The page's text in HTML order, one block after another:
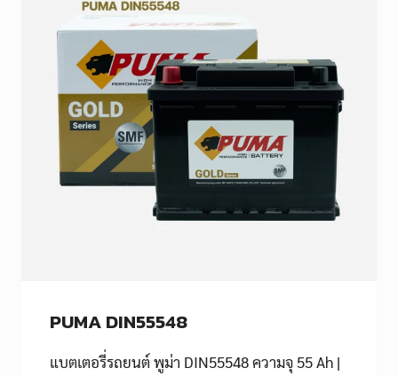
PUMA DIN55548
แบตเตอรี่รถยนต์ พูม่า DIN55548 ความจุ 55 Ah |